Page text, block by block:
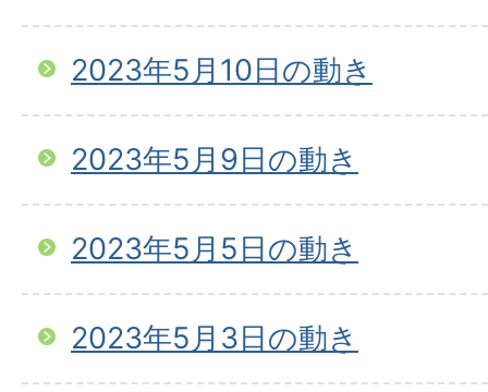
2023年5月10日の動き
2023年5月9日の動き
2023年5月5日の動き
2023年5月3日の動き